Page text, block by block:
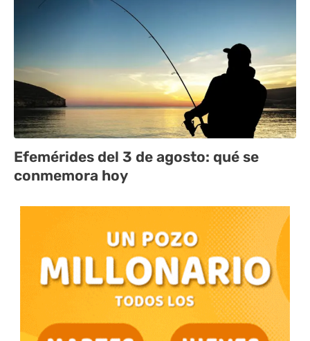
Efemérides del 3 de agosto: qué se
conmemora hoy